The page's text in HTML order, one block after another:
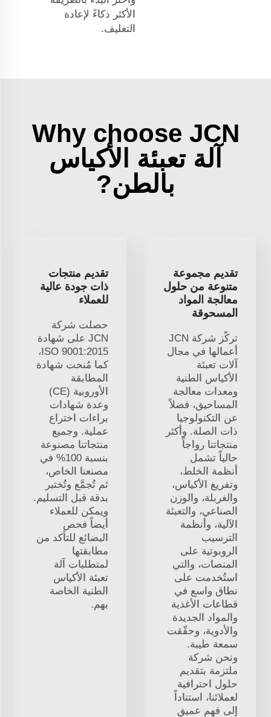
الأكثر ذكاءً لإعادة
التغليف.
Why choose JCN
آلة تعبئة الأكياس
بالطن?
تقديم مجموعة
متنوعة من حلول
معالجة المواد
المسحوقة
تركّز شركة JCN
أعمالها في مجال
آلات تعبئة
الأكياس الطنية
ومعدات معالجة
المساحيق، فضلاً
عن التكنولوجيا
ذات الصلة. وأكثر
منتجاتنا رواجاً
حالياً تشمل
أنظمة الخلط،
وتفريغ الأكياس،
والغربلة، والوزن
الصناعي، والتعبئة
الآلية، وأنظمة
الترسيب
الروبوتية على
المنصات، والتي
استُخدمت على
نطاق واسع في
قطاعات الأغذية
والمواد الجديدة
والأدوية، وحقّقت
سمعة طيبة.
ونحن شركة
ملتزمة بتقديم
حلول احترافية
لعملائنا، استناداً
إلى فهمٍ عميقٍ
تقديم منتجات
ذات جودة عالية
للعملاء
حصلت شركة
JCN على شهادة
ISO 9001:2015،
كما مُنحت شهادة
المطابقة
الأوروبية (CE)
وعدة شهادات
براءات اختراع
عملية. وجميع
منتجاتنا مصنوعة
بنسبة 100% في
مصنعنا الخاص،
ثم تُجمَّع وتُختبر
بدقة قبل التسليم.
ويمكن للعملاء
أيضاً فحص
البضائع للتأكد من
مطابقتها
لمتطلبات آلة
تعبئة الأكياس
الطنية الخاصة
بهم.